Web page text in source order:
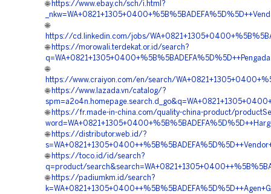
🌐 https://www.ebay.ch/sch/i.html?
🌐
https://cd.linkedin.com/jobs/
🌐 https://morowali.terdekat.or.id/search?
🌐
https://www.craiyon.com/en/search/
🌐 https://www.lazada.vn/catalog/?
🌐 https://fr.made-in-china.com/quality-china-product/
🌐 https://distributor.web.id/?
🌐 https://toco.id/id/search?
q=product/
🌐 https://padiumkm.id/search?